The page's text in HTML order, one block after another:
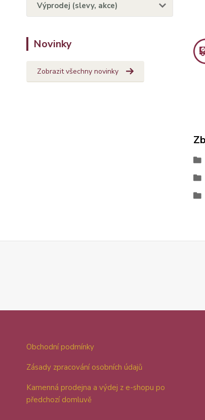
Výprodej (slevy, akce)
Novinky
Zobrazit všechny novinky
Obchodní podmínky
Zásady zpracování osobních údajů
Kamenná prodejna a výdej z e-shopu po
předchozí domluvě